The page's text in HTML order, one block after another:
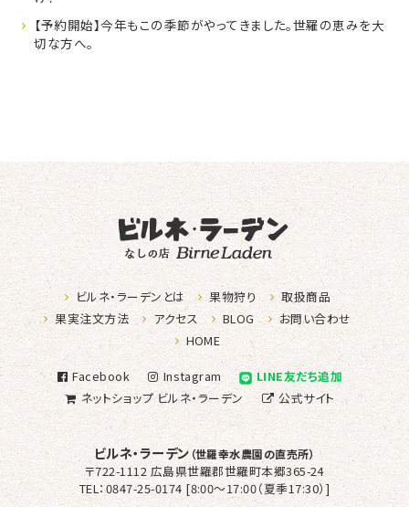
【予約開始】今年もこの季節がやってきました。世羅の恵みを大
切な方へ。
なしの店ビ
ビルネ・ラーデンとは 果物狩り
取扱商品
果実注文方法
アクセス BLOG
お問い合わせ
HOME
Facebook Instagram
LINE友だち追加
ネットショップビルネ・ラーデン 公式サイト
ビルネ・ラーデン（世羅幸水農園の直売所）
〒722-1112 広島県世羅郡世羅町本郷365-24
TEL：0847-25-0174 [8:00～17:00（夏季17:30）]